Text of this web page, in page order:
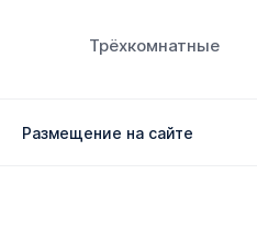
Трёхкомнатные
Размещение на сайте